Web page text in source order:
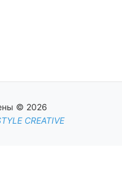
© 2026
CREATIVE